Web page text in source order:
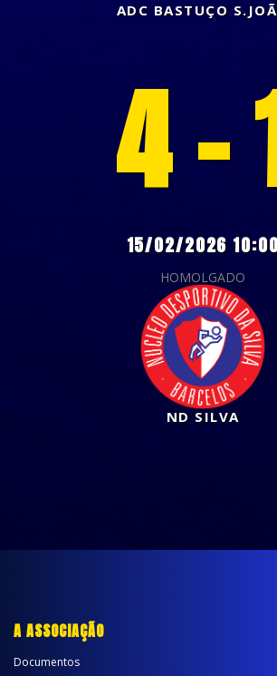
ADC BASTUÇO
4 -
15/02/2026
HOMOLGADO
ND SILVA
A ASSOCIAÇÃO
Documentos